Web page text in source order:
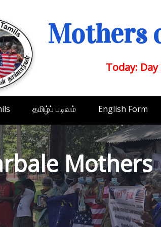
Mothers
Today:
தமிழ்ப் படிவம் English Form
Mothers